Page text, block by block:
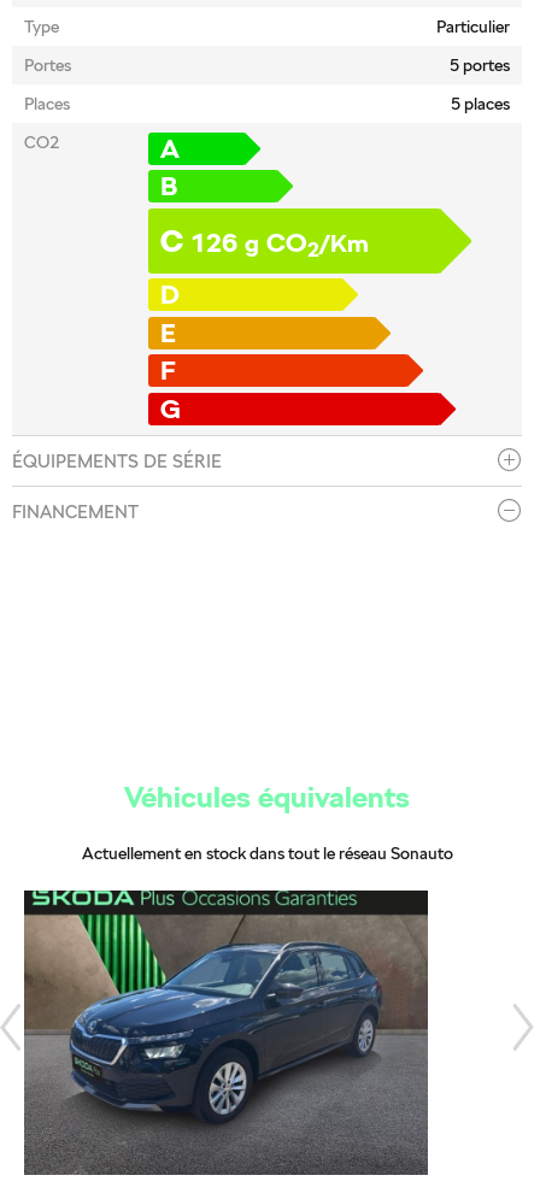
Type
Particulier
Portes
5 portes
Places
5 places
CO2
A
B
C 126 g CO2/Km
D
E
F
G
ÉQUIPEMENTS DE SÉRIE
FINANCEMENT
Véhicules équivalents
Actuellement en stock dans tout le réseau Sonauto